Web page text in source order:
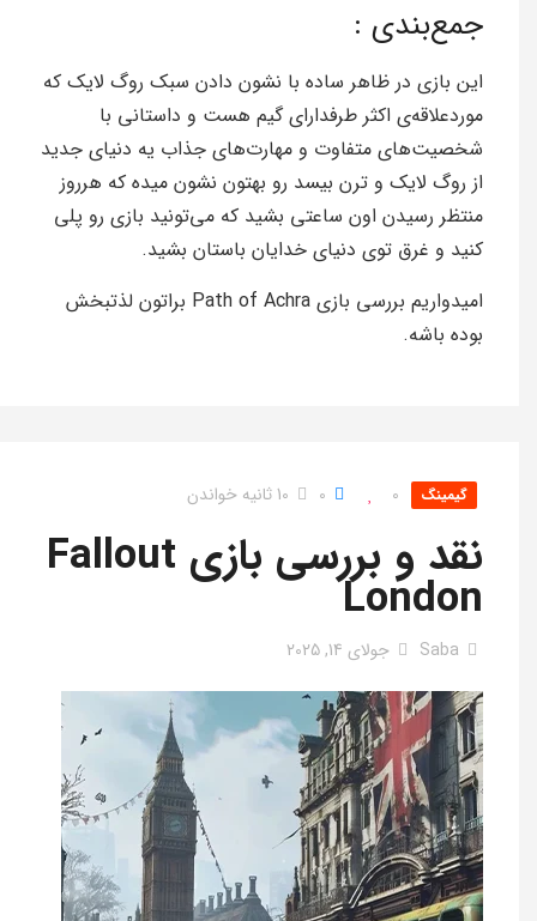
جمع‌بندی :
این بازی در ظاهر ساده با نشون دادن سبک روگ لایک که
موردعلاقه‌ی اکثر طرفدارای گیم هست و داستانی با
شخصیت‌های متفاوت و مهارت‌های جذاب یه دنیای جدید
از روگ لایک و ترن بیسد رو بهتون نشون میده که هرروز
منتظر رسیدن اون ساعتی بشید که می‌تونید بازی رو پلی
کنید و غرق توی دنیای خدایان باستان بشید.
امیدواریم بررسی بازی Path of Achra براتون لذتبخش
بوده باشه.
گیمینگ 0
0 10 ثانیه خواندن
نقد و بررسی بازی Fallout
London
Saba جولای 14, 2025